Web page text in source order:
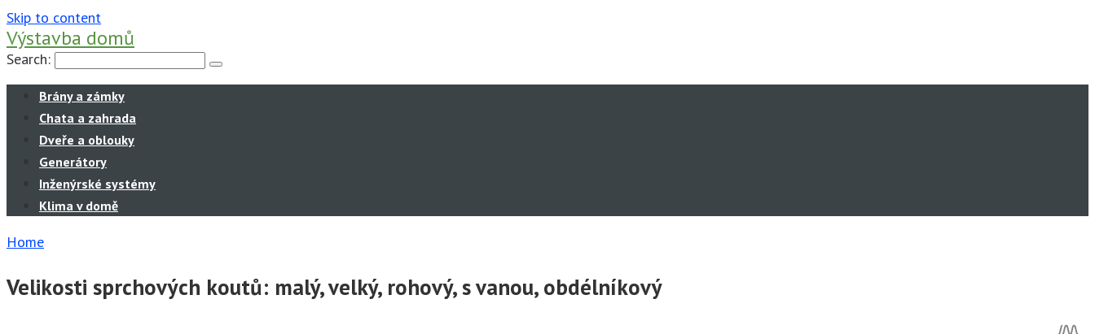
Skip to content
Výstavba domů
Search:
Brány a zámky
Chata a zahrada
Dveře a oblouky
Generátory
Inženýrské systémy
Klima v domě
Home
Velikosti sprchových koutů: malý, velký, rohový, s vanou, obdélníkový